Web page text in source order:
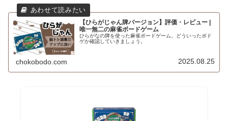
【ひらがじゃん牌バージョン】評価・レビュー |
唯一無二の麻雀ボードゲーム
ひらがなの牌を使った麻雀ボードゲーム。どういったボド
ゲか確認していきましょう。
chokobodo.com 2025.08.25